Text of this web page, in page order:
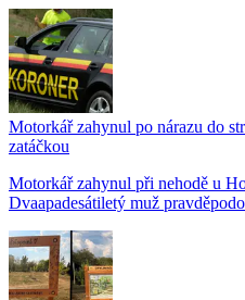
Motorkář zahynul po nárazu do
zatáčkou
Motorkář zahynul při nehodě u
Dvaapadesátiletý muž